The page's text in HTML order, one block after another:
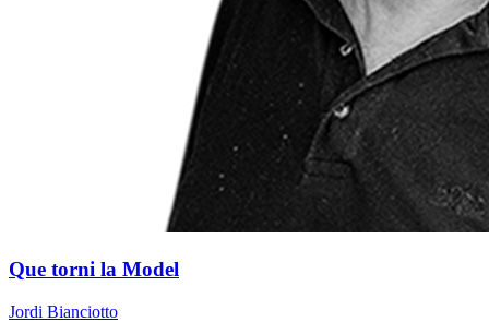
Que torni la Model
Jordi Bianciotto